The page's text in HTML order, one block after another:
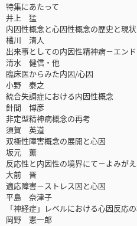
特集にあたって
井上 猛
内因性概念と心因性概念の歴史と現
橘川 清人
出来事としての内因性精神病－エン
清水 健信・他
臨床医からみた内因/心因
小野 泰之
統合失調症における内因性概念
針間 博彦
非定型精神病概念の再考
須賀 英道
双極性障害概念の展開と心因
坂元 薫
反応性と内因性の境界にて－よみが
大前 晋
適応障害－ストレス因と心因
平島 奈津子
「神経症」レベルにおける心因反応
岡野 憲一郎